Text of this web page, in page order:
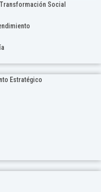
Social
Estratégico